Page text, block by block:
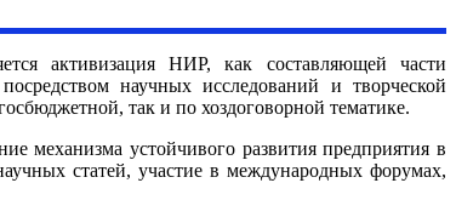
активизация НИР, как составляющей части
научных исследований и творческой
так и по хоздоговорной тематике.
механизма устойчивого развития предприятия в
статей, участие в международных форумах,